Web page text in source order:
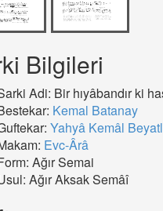
Bilgileri
Adi: Bir hıyâbandır ki
Kemal Batanay
Yahyâ Kemâl
Evc-Ârâ
Ağır Semai
Ağır Aksak Semâî